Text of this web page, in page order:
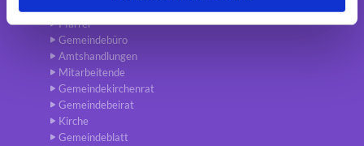
Pfarrer
Gemeindebüro
Amtshandlungen
Mitarbeitende
Gemeindekirchenrat
Gemeindebeirat
Kirche
Gemeindeblatt